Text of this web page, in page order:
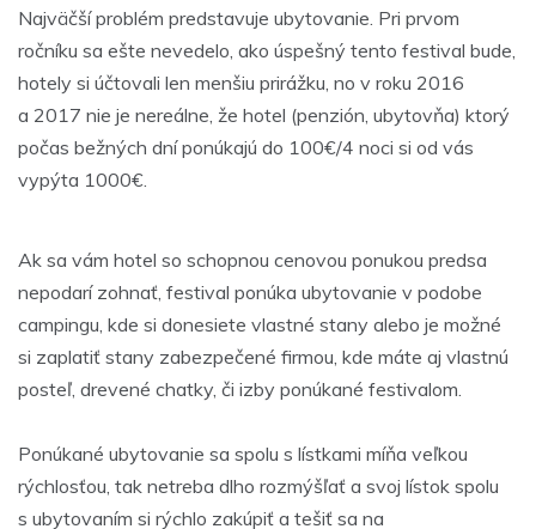
Najväčší problém predstavuje ubytovanie. Pri prvom
ročníku sa ešte nevedelo, ako úspešný tento festival bude,
hotely si účtovali len menšiu prirážku, no v roku 2016
a 2017 nie je nereálne, že hotel (penzión, ubytovňa) ktorý
počas bežných dní ponúkajú do 100€/4 noci si od vás
vypýta 1000€.
Ak sa vám hotel so schopnou cenovou ponukou predsa
nepodarí zohnať, festival ponúka ubytovanie v podobe
campingu, kde si donesiete vlastné stany alebo je možné
si zaplatiť stany zabezpečené firmou, kde máte aj vlastnú
posteľ, drevené chatky, či izby ponúkané festivalom.
Ponúkané ubytovanie sa spolu s lístkami míňa veľkou
rýchlosťou, tak netreba dlho rozmýšľať a svoj lístok spolu
s ubytovaním si rýchlo zakúpiť a tešiť sa na